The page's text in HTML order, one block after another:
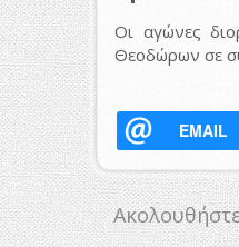
Οι αγώνες
Θεοδώρων σε
EMAIL